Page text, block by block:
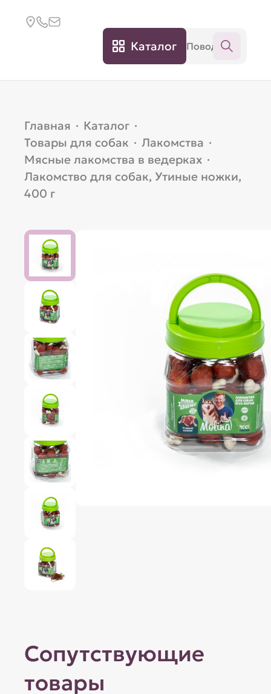
Каталог
Главная · Каталог ·
Товары для собак · Лакомства ·
Мясные лакомства в ведерках ·
Лакомство для собак, Утиные ножки,
400 г
Сопутствующие
товары